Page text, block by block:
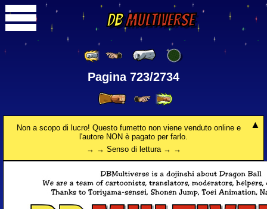
DBMultiverse
Pagina 723/2734
Non a scopo di lucro! Questo fumetto non viene venduto online e
l'autore NON è pagato per farlo.
→ → Senso di lettura → →